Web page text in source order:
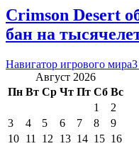
Crimson Desert
бан на
Навигатор игрового мира
Август 2026
Пн Вт Ср Чт Пт Сб Вс
1
2
3
4 5 6 7 8
9
10 11 12 13 14 15 16